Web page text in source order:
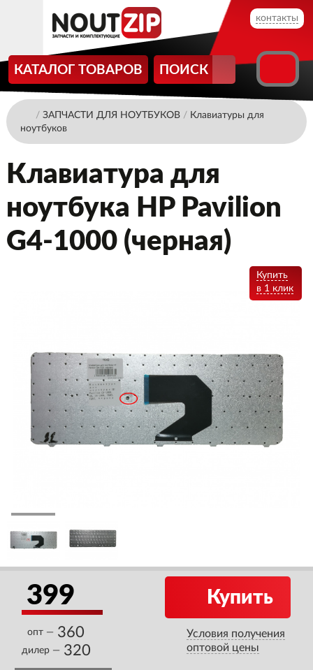
контакты
КАТАЛОГ ТОВАРОВ ПОИСК
/ ЗАПЧАСТИ ДЛЯ НОУТБУКОВ/ Клавиатуры для
ноутбуков
Клавиатура для
ноутбука HP Pavilion
G4-1000 (черная)
Купить
в 1 клик
399
опт — 360
дилер — 320
Купить
Условия получения
оптовой цены